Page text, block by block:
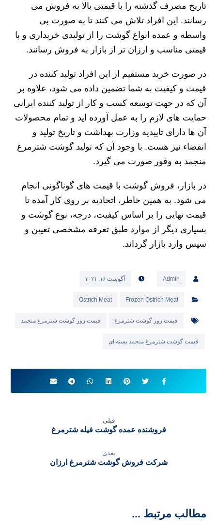
تاریخ مصرف گذشته را با قیمتی بالا به فروش می
رسانند. این افراد تلاش می کنند تا به صورت بی
واسطه و عمده انواع گوشت را از تولیدی خریداری و با
قیمتی مناسب و ارزان تر از بازار به فروش رسانند.
در صورت خرید مستقیم از این افراد تولید کننده در
قیمت و کیفیت به شما تضمین داده می شود، علاوه بر
آن که در جهت توسعه کسب و کار از تولید کننده ایرانی
حمایت های لازم را به عمل آورده اید و تمام محصولات
آن ها دارای تاییدیه وزارت بهداشت و تاریخ تولید و
انقضاء نیز هست. با وجود آن که تولید گوشت شترمرغ
منجمد به وفور صورت می گیرد.
در بازار، فروش گوشت با قیمت های گوناگونی انجام
می شود. به همین خاطر، اتحادیه بر روی کار آمده تا
قیمت نهایی را بر اساس کیفیت، درجه، نوع گوشت و
بسیاری دیگر از موارد طبق تعرفه مشخصی تعیین و
سپس وارد بازار گرداند.
Admin آگوست ۱۶, ۲۰۲۱
Frozen Ostrich Meat
Ostrich Meat
قیمت روز گوشت شترمرغ قیمت روز گوشت شترمرغ منجمد
قیمت گوشت شترمرغ منجمد بسته ای
قبلی
فروشنده عمده گوشت فیله شترمرغ
بعدی
شرکت فروش گوشت شترمرغ ارزان
مطالب مرتبط ...